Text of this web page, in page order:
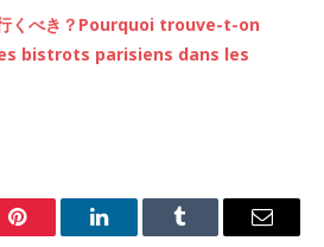
くべき？Pourquoi trouve-t-on
bistrots parisiens dans les
Pinterest LinkedInTumblr Email